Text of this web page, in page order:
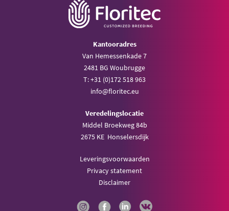
Kantooradres
Van Hemessenkade 7
2481 BG Woubrugge
T: +31 (0)172 518 963
info@floritec.eu
Veredelingslocatie
Middel Broekweg 84b
2675 KE Honselersdijk
Leveringsvoorwaarden
Privacy statement
Disclaimer